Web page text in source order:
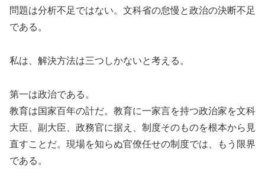
問題は分析不足ではない。文科省の怠慢と政治の決断不足
である。
私は、解決方法は三つしかないと考える。
第一は政治である。
教育は国家百年の計だ。教育に一家言を持つ政治家を文科
大臣、副大臣、政務官に据え、制度そのものを根本から見
直すことだ。現場を知らぬ官僚任せの制度では、もう限界
である。